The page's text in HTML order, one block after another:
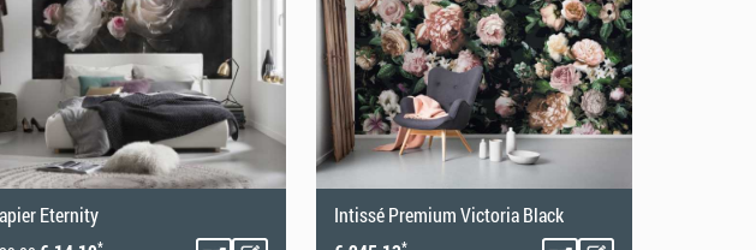
Eternity
*
Intissé Premium Victoria Black
*